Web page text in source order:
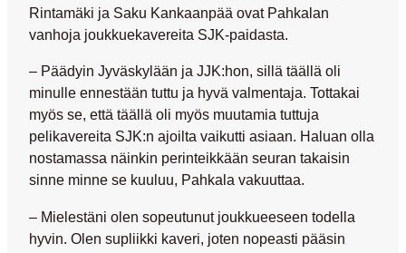
Rintamäki ja Saku Kankaanpää ovat Pahkalan
vanhoja joukkuekavereita SJK-paidasta.
– Päädyin Jyväskylään ja JJK:hon, sillä täällä oli
minulle ennestään tuttu ja hyvä valmentaja. Tottakai
myös se, että täällä oli myös muutamia tuttuja
pelikavereita SJK:n ajoilta vaikutti asiaan. Haluan olla
nostamassa näinkin perinteikkään seuran takaisin
sinne minne se kuuluu, Pahkala vakuuttaa.
– Mielestäni olen sopeutunut joukkueeseen todella
hyvin. Olen supliikki kaveri, joten nopeasti pääsin